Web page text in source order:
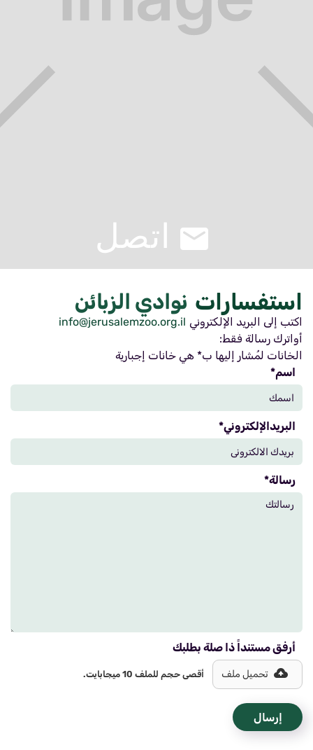
email اتصل
استفسارات نوادي الزبائن
اكتب إلى البريد الإلكتروني info@jerusalemzoo.org.il
أواترك رسالة فقط:
الخانات لمُشار إليها ب* هي خانات إجبارية
اسم*
البريدالإلكتروني*
رسالة*
أرفق مستنداً ذا صلة بطلبك
تحميل ملف أقصى حجم للملف 10 ميجابايت.